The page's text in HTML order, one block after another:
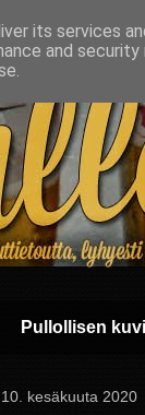
Pullollisen
kesäkuuta 2020
its services
and